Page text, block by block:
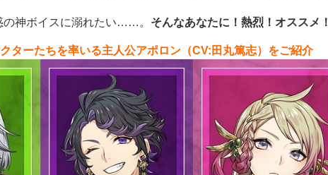
の神ボイスに溺れたい……。 そんなあなたに！熱烈！オススメ！
ターたちを率いる主人公アポロン（CV:田丸篤志）をご紹介